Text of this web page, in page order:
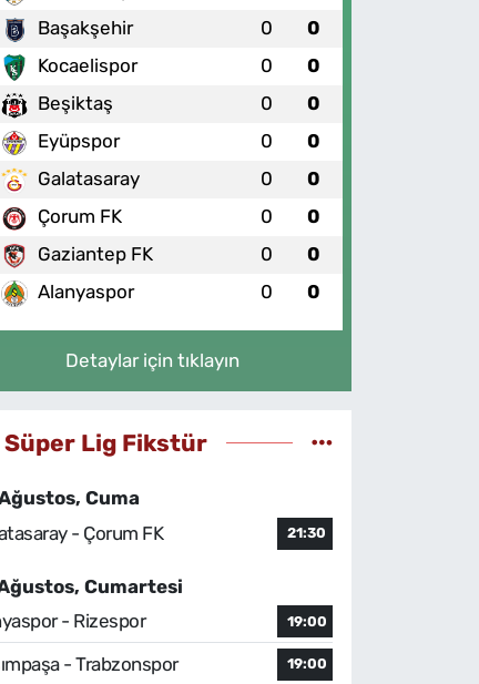
Başakşehir 0 0
Kocaelispor 0 0
Beşiktaş 0 0
Eyüpspor 0 0
Galatasaray 0 0
Çorum FK 0 0
Gaziantep FK 0 0
Alanyaspor 0 0
Detaylar için tıklayın
Süper Lig Fikstür
Cuma
- Çorum FK
21:30
Cumartesi
- Rizespor
19:00
- Trabzonspor 19:00